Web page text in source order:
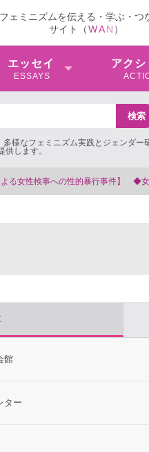
フェミニズムを伝える・学ぶ・つ
サイト（WAN ）
エッセイ
ESSAYS
アクシ
様なフェミニズム実践とジェンダー
します。
性検事を支援する会事務局
館
ター